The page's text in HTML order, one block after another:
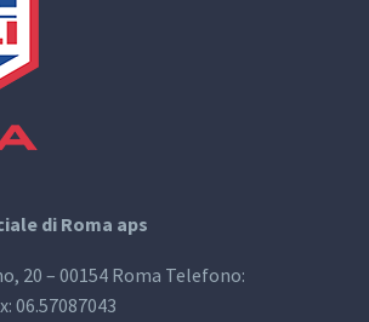
di Roma aps
20 – 00154 Roma Telefono:
06.57087043